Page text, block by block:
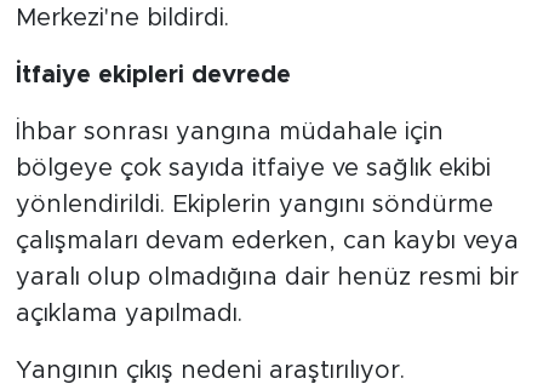
Merkezi'ne bildirdi.
İtfaiye ekipleri devrede
İhbar sonrası yangına müdahale için
bölgeye çok sayıda itfaiye ve sağlık ekibi
yönlendirildi. Ekiplerin yangını söndürme
çalışmaları devam ederken, can kaybı veya
yaralı olup olmadığına dair henüz resmi bir
açıklama yapılmadı.
Yangının çıkış nedeni araştırılıyor.